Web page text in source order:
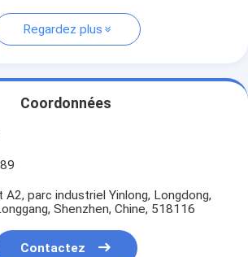
Regardez plus
Coordonnées
A2, parc industriel Yinlong, Longdong,
Shenzhen, Chine, 518116
Contactez